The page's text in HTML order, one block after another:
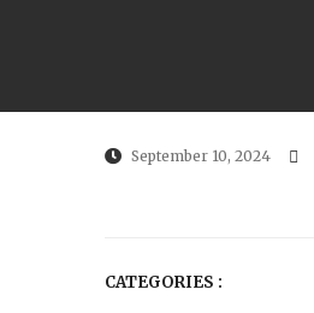
September 10, 2024
CATEGORIES :